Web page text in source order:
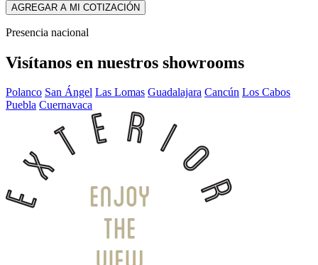
AGREGAR A MI COTIZACIÓN
Presencia nacional
Visítanos en nuestros showrooms
Polanco San Ángel Las Lomas Guadalajara Cancún Los Cabos
Puebla Cuernavaca